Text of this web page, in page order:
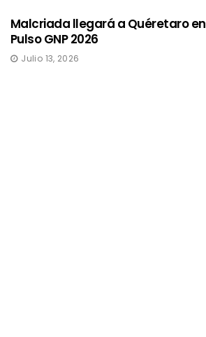
Malcriada llegará a Quéretaro en
Pulso GNP 2026
Julio 13, 2026